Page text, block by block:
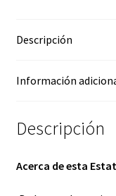
–
Statue
cantidad
Descripción
Información
Descripción
Acerca de esta